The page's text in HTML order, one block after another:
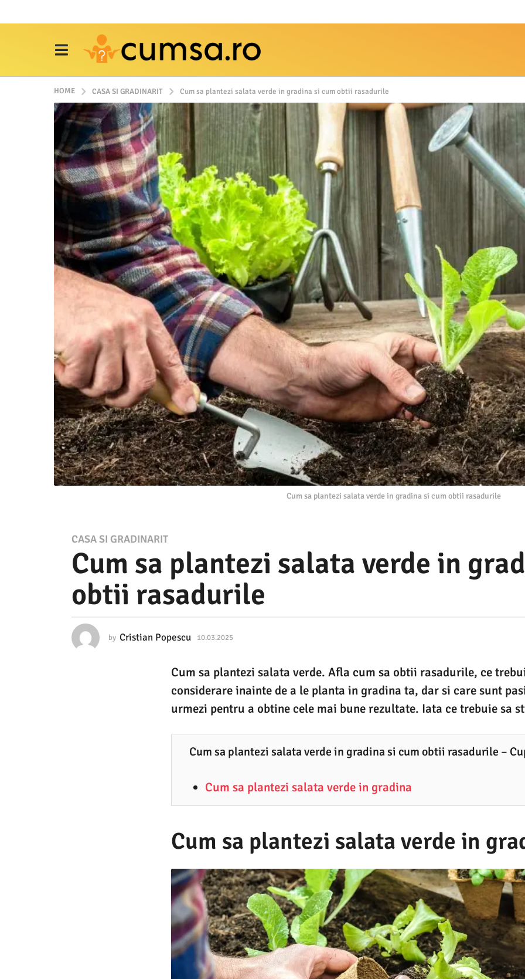
HOME CASA SI GRADINARIT Cum sa plantezi salata verde in gradina si cum obtii rasadurile
Cum sa plantezi salata verde in gradina si cum obtii rasadurile
1
0
.
0
.
2
CASA SI GRADINARIT
Cum sa plantezi salata verde in
obtii rasadurile
by Cristian Popescu 10.03.2025
0
2
0
5
Cum sa plantezi salata verde. Afla cum sa obtii rasadurile, ce
considerare inainte de a le planta in gradina ta, dar si care sunt
urmezi pentru a obtine cele mai bune rezultate. Iata ce trebuie sa
Cum sa plantezi salata verde in gradina si cum obtii rasadurile –
Cum sa plantezi salata verde in gradina
Cum sa plantezi salata verde in